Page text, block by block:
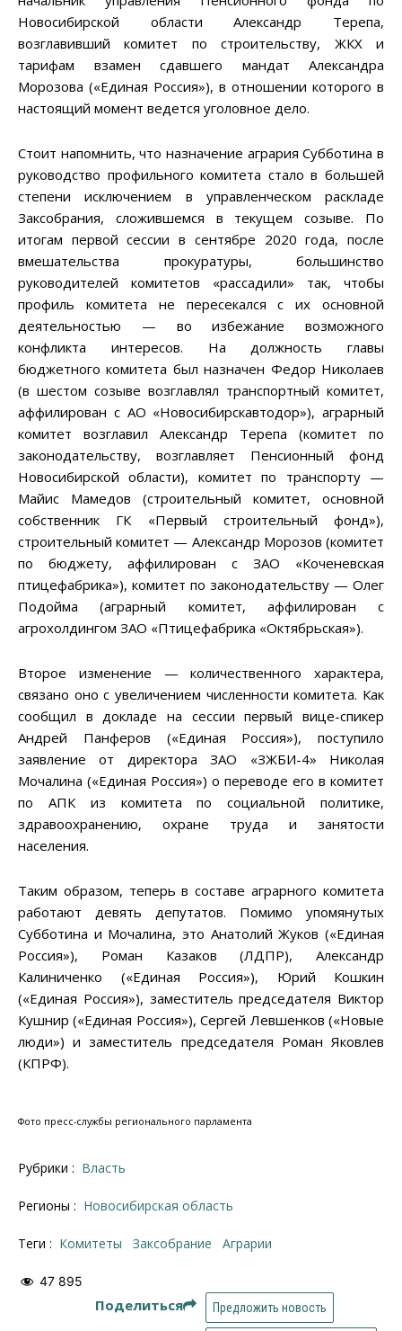
Новосибирской области Александр Терепа,
возглавивший комитет по строительству, ЖКХ и
тарифам взамен сдавшего мандат Александра
Морозова («Единая Россия»), в отношении которого в
настоящий момент ведется уголовное дело.
Стоит напомнить, что назначение агрария Субботина в
руководство профильного комитета стало в большей
степени исключением в управленческом раскладе
Заксобрания, сложившемся в текущем созыве. По
итогам первой сессии в сентябре 2020 года, после
вмешательства прокуратуры, большинство
руководителей комитетов «рассадили» так, чтобы
профиль комитета не пересекался с их основной
деятельностью — во избежание возможного
конфликта интересов. На должность главы
бюджетного комитета был назначен Федор Николаев
(в шестом созыве возглавлял транспортный комитет,
аффилирован с АО «Новосибирскавтодор»), аграрный
комитет возглавил Александр Терепа (комитет по
законодательству, возглавляет Пенсионный фонд
Новосибирской области), комитет по транспорту —
Майис Мамедов (строительный комитет, основной
собственник ГК «Первый строительный фонд»),
строительный комитет — Александр Морозов (комитет
по бюджету, аффилирован с ЗАО «Коченевская
птицефабрика»), комитет по законодательству — Олег
Подойма (аграрный комитет, аффилирован с
агрохолдингом ЗАО «Птицефабрика «Октябрьская»).
Второе изменение — количественного характера,
связано оно с увеличением численности комитета. Как
сообщил в докладе на сессии первый вице-спикер
Андрей Панферов («Единая Россия»), поступило
заявление от директора ЗАО «ЗЖБИ-4» Николая
Мочалина («Единая Россия») о переводе его в комитет
по АПК из комитета по социальной политике,
здравоохранению, охране труда и занятости
населения.
Таким образом, теперь в составе аграрного комитета
работают девять депутатов. Помимо упомянутых
Субботина и Мочалина, это Анатолий Жуков («Единая
Россия»), Роман Казаков (ЛДПР), Александр
Калиниченко («Единая Россия»), Юрий Кошкин
(«Единая Россия»), заместитель председателя Виктор
Кушнир («Единая Россия»), Сергей Левшенков («Новые
люди») и заместитель председателя Роман Яковлев
(КПРФ).
Фото пресс-службы регионального парламента
Рубрики : Власть
Регионы : Новосибирская область
Теги : комитеты заксобрание Аграрии
47 895
Поделиться Предложить новость